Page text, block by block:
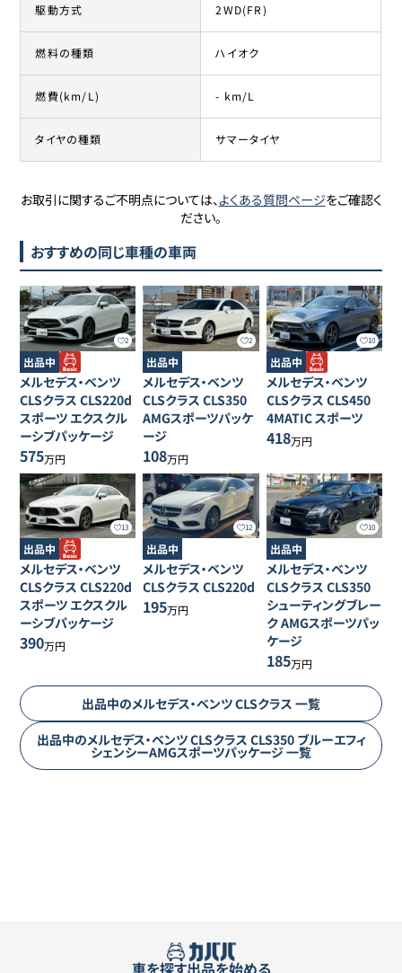
駆動方式 2WD(FR)
燃料の種類 ハイオク
燃費(km/L) - km/L
タイヤの種類 サマータイヤ
お取引に関するご不明点については、よくある質問ページをご確認く
ださい。
おすすめの同じ車種の車両
2
出品中
メルセデス・ベンツ
CLSクラス CLS220d
スポーツ エクスクル
ーシブパッケージ
575万円
2
出品中
メルセデス・ベンツ
CLSクラス CLS350
AMGスポーツパッケ
ージ
108万円
10
出品中
メルセデス・ベンツ
CLSクラス CLS450
4MATIC スポーツ
418万円
13
出品中
メルセデス・ベンツ
CLSクラス CLS220d
スポーツ エクスクル
ーシブパッケージ
390万円
12
出品中
メルセデス・ベンツ
CLSクラス CLS220d
195万円
10
出品中
メルセデス・ベンツ
CLSクラス CLS350
シューティングブレー
ク AMGスポーツパッ
ケージ
185万円
出品中のメルセデス・ベンツCLSクラス 一覧
出品中のメルセデス・ベンツCLSクラス CLS350 ブルーエフィ
シェンシーAMGスポーツパッケージ一覧